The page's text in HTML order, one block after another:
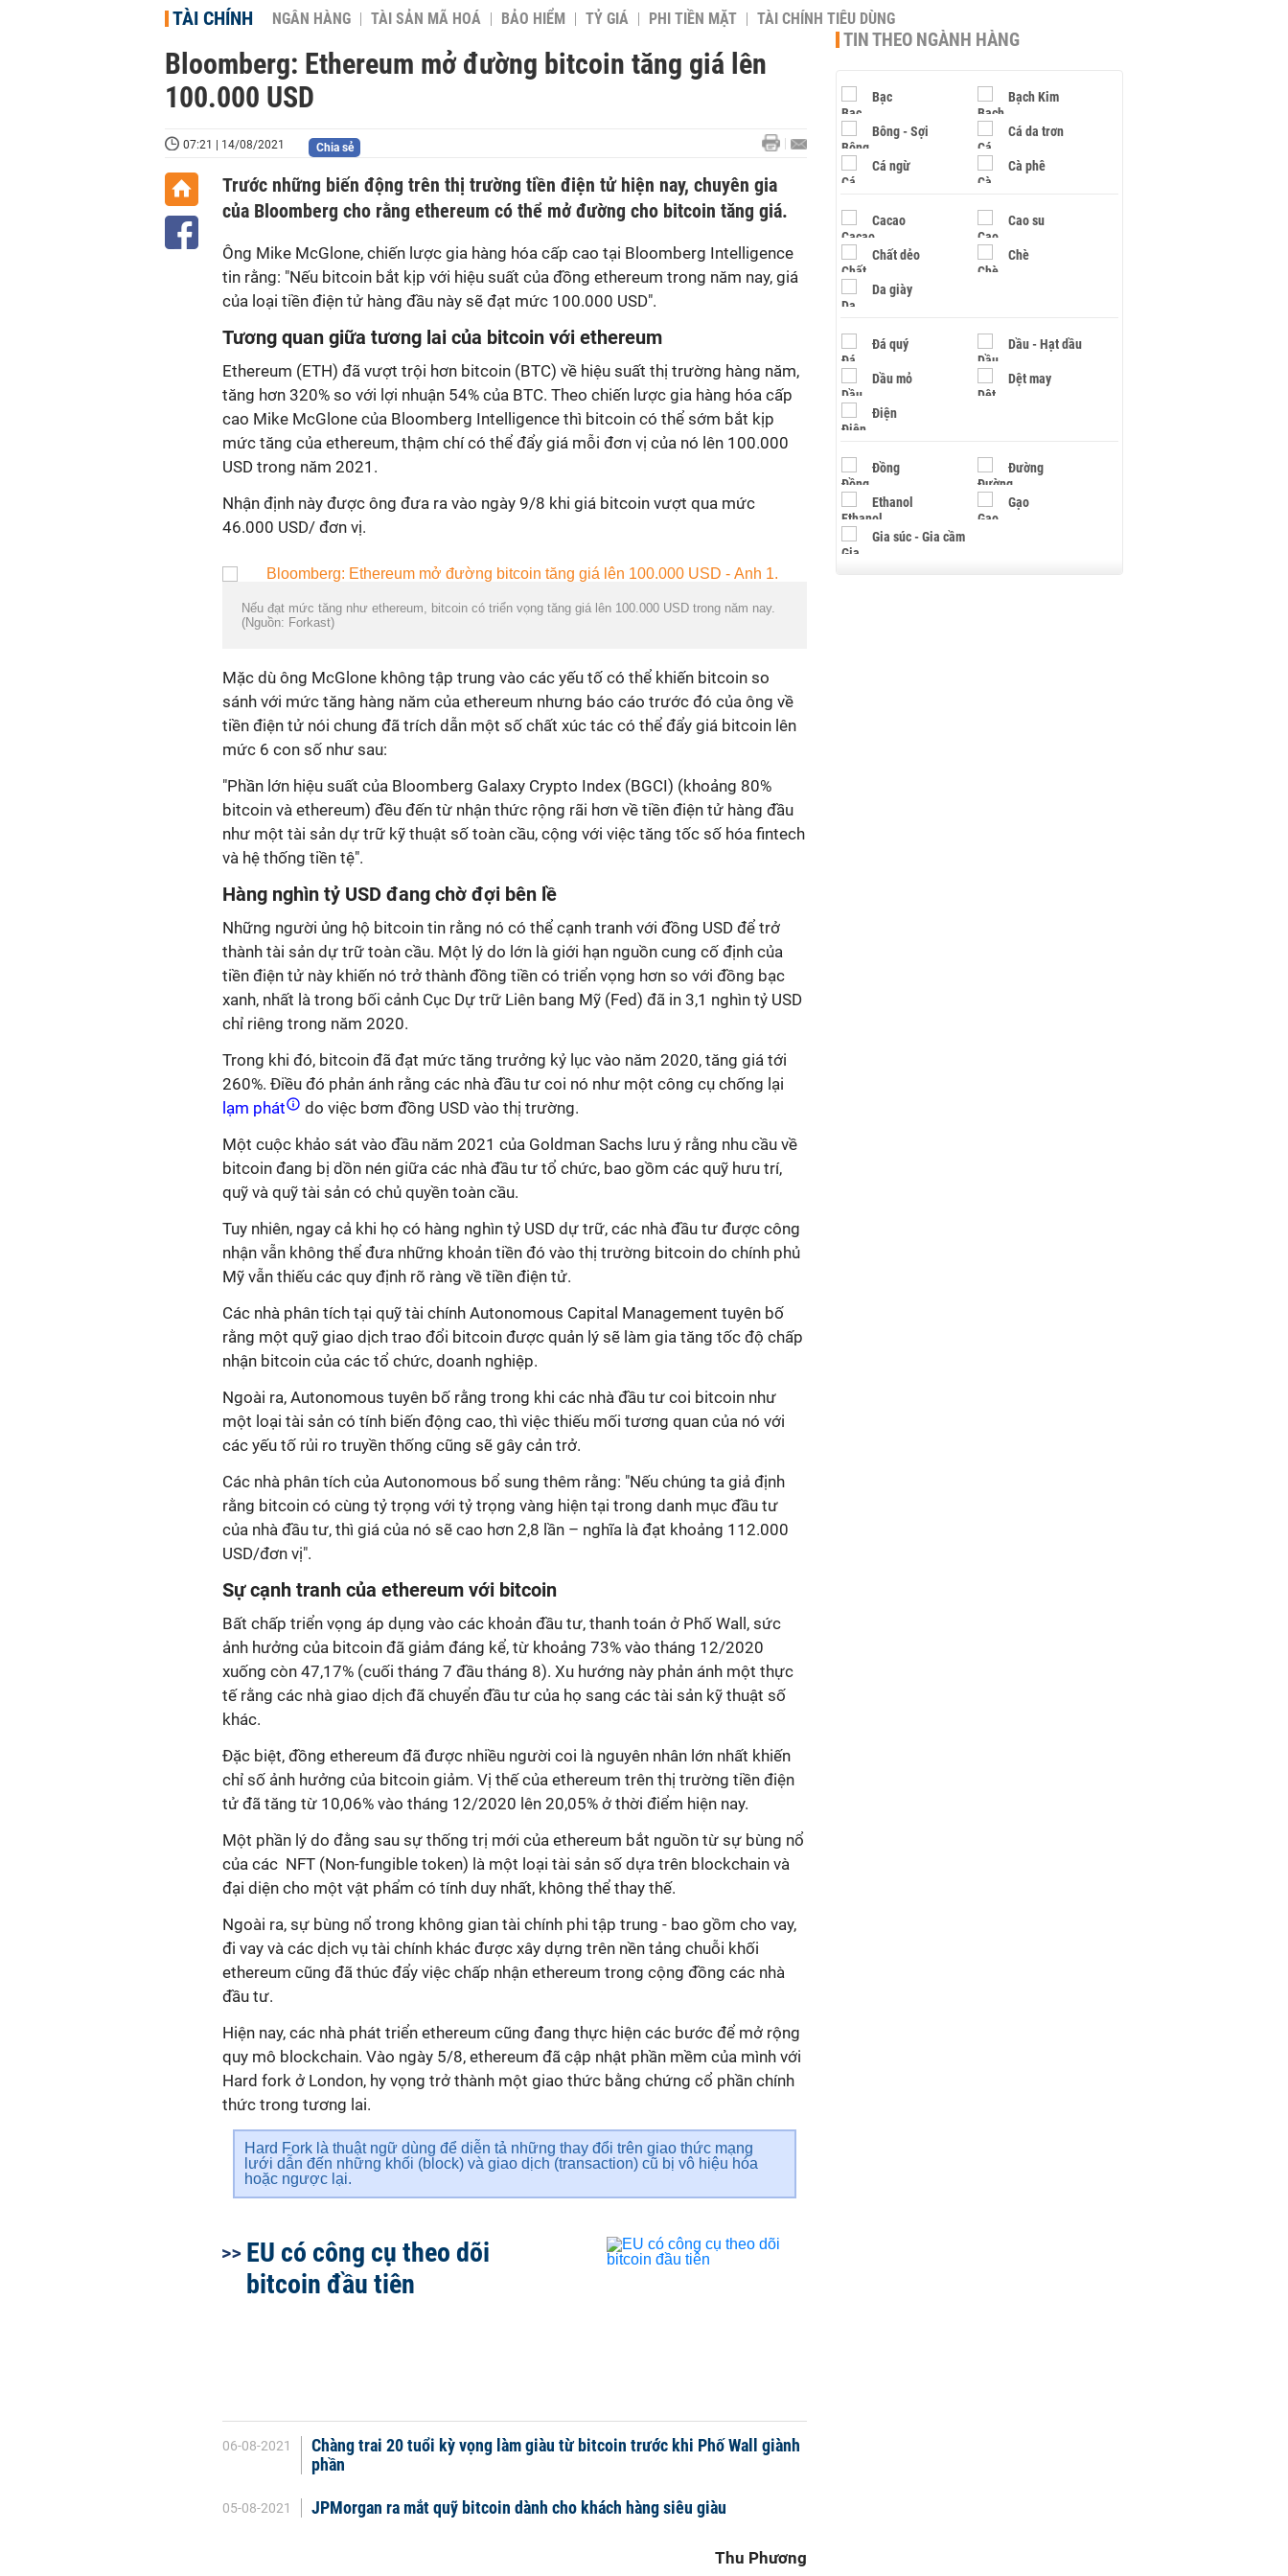
TÀI CHÍNH NGÂN HÀNG TÀI SẢN MÃ HOÁ BẢO HIỂM TỶ GIÁ PHI TIỀN MẶT TÀI CHÍNH TIÊU DÙNG
Bloomberg: Ethereum mở đường bitcoin tăng giá lên
100.000 USD
07:21 | 14/08/2021 Chia sẻ
Trước những biến động trên thị trường tiền điện tử hiện nay, chuyên gia
của Bloomberg cho rằng ethereum có thể mở đường cho bitcoin tăng giá.
Ông Mike McGlone, chiến lược gia hàng hóa cấp cao tại Bloomberg Intelligence
tin rằng: "Nếu bitcoin bắt kịp với hiệu suất của đồng ethereum trong năm nay, giá
của loại tiền điện tử hàng đầu này sẽ đạt mức 100.000 USD".
Tương quan giữa tương lai của bitcoin với ethereum
Ethereum (ETH) đã vượt trội hơn bitcoin (BTC) về hiệu suất thị trường hàng năm,
tăng hơn 320% so với lợi nhuận 54% của BTC. Theo chiến lược gia hàng hóa cấp
cao Mike McGlone của Bloomberg Intelligence thì bitcoin có thể sớm bắt kịp
mức tăng của ethereum, thậm chí có thể đẩy giá mỗi đơn vị của nó lên 100.000
USD trong năm 2021.
Nhận định này được ông đưa ra vào ngày 9/8 khi giá bitcoin vượt qua mức
46.000 USD/ đơn vị.
Nếu đạt mức tăng như ethereum, bitcoin có triển vọng tăng giá lên 100.000 USD trong năm nay.
(Nguồn: Forkast)
Mặc dù ông McGlone không tập trung vào các yếu tố có thể khiến bitcoin so
sánh với mức tăng hàng năm của ethereum nhưng báo cáo trước đó của ông về
tiền điện tử nói chung đã trích dẫn một số chất xúc tác có thể đẩy giá bitcoin lên
mức 6 con số như sau:
"Phần lớn hiệu suất của Bloomberg Galaxy Crypto Index (BGCI) (khoảng 80%
bitcoin và ethereum) đều đến từ nhận thức rộng rãi hơn về tiền điện tử hàng đầu
như một tài sản dự trữ kỹ thuật số toàn cầu, cộng với việc tăng tốc số hóa fintech
và hệ thống tiền tệ".
Hàng nghìn tỷ USD đang chờ đợi bên lề
Những người ủng hộ bitcoin tin rằng nó có thể cạnh tranh với đồng USD để trở
thành tài sản dự trữ toàn cầu. Một lý do lớn là giới hạn nguồn cung cố định của
tiền điện tử này khiến nó trở thành đồng tiền có triển vọng hơn so với đồng bạc
xanh, nhất là trong bối cảnh Cục Dự trữ Liên bang Mỹ (Fed) đã in 3,1 nghìn tỷ USD
chỉ riêng trong năm 2020.
Trong khi đó, bitcoin đã đạt mức tăng trưởng kỷ lục vào năm 2020, tăng giá tới
260%. Điều đó phản ánh rằng các nhà đầu tư coi nó như một công cụ chống lại
lạm phát
do việc bơm đồng USD vào thị trường.
Một cuộc khảo sát vào đầu năm 2021 của Goldman Sachs lưu ý rằng nhu cầu về
bitcoin đang bị dồn nén giữa các nhà đầu tư tổ chức, bao gồm các quỹ hưu trí,
quỹ và quỹ tài sản có chủ quyền toàn cầu.
Tuy nhiên, ngay cả khi họ có hàng nghìn tỷ USD dự trữ, các nhà đầu tư được công
nhận vẫn không thể đưa những khoản tiền đó vào thị trường bitcoin do chính phủ
Mỹ vẫn thiếu các quy định rõ ràng về tiền điện tử.
Các nhà phân tích tại quỹ tài chính Autonomous Capital Management tuyên bố
rằng một quỹ giao dịch trao đổi bitcoin được quản lý sẽ làm gia tăng tốc độ chấp
nhận bitcoin của các tổ chức, doanh nghiệp.
Ngoài ra, Autonomous tuyên bố rằng trong khi các nhà đầu tư coi bitcoin như
một loại tài sản có tính biến động cao, thì việc thiếu mối tương quan của nó với
các yếu tố rủi ro truyền thống cũng sẽ gây cản trở.
Các nhà phân tích của Autonomous bổ sung thêm rằng: "Nếu chúng ta giả định
rằng bitcoin có cùng tỷ trọng với tỷ trọng vàng hiện tại trong danh mục đầu tư
của nhà đầu tư, thì giá của nó sẽ cao hơn 2,8 lần – nghĩa là đạt khoảng 112.000
USD/đơn vị".
Sự cạnh tranh của ethereum với bitcoin
Bất chấp triển vọng áp dụng vào các khoản đầu tư, thanh toán ở Phố Wall, sức
ảnh hưởng của bitcoin đã giảm đáng kể, từ khoảng 73% vào tháng 12/2020
xuống còn 47,17% (cuối tháng 7 đầu tháng 8). Xu hướng này phản ánh một thực
tế rằng các nhà giao dịch đã chuyển đầu tư của họ sang các tài sản kỹ thuật số
khác.
Đặc biệt, đồng ethereum đã được nhiều người coi là nguyên nhân lớn nhất khiến
chỉ số ảnh hưởng của bitcoin giảm. Vị thế của ethereum trên thị trường tiền điện
tử đã tăng từ 10,06% vào tháng 12/2020 lên 20,05% ở thời điểm hiện nay.
Một phần lý do đằng sau sự thống trị mới của ethereum bắt nguồn từ sự bùng nổ
của các NFT (Non-fungible token) là một loại tài sản số dựa trên blockchain và
đại diện cho một vật phẩm có tính duy nhất, không thể thay thế.
Ngoài ra, sự bùng nổ trong không gian tài chính phi tập trung - bao gồm cho vay,
đi vay và các dịch vụ tài chính khác được xây dựng trên nền tảng chuỗi khối
ethereum cũng đã thúc đẩy việc chấp nhận ethereum trong cộng đồng các nhà
đầu tư.
Hiện nay, các nhà phát triển ethereum cũng đang thực hiện các bước để mở rộng
quy mô blockchain. Vào ngày 5/8, ethereum đã cập nhật phần mềm của mình với
Hard fork ở London, hy vọng trở thành một giao thức bằng chứng cổ phần chính
thức trong tương lai.
Hard Fork là thuật ngữ dùng để diễn tả những thay đổi trên giao thức mạng
lưới dẫn đến những khối (block) và giao dịch (transaction) cũ bị vô hiệu hóa
hoặc ngược lại.
EU có công cụ theo dõi
bitcoin đầu tiên
06-08-2021
Chàng trai 20 tuổi kỳ vọng làm giàu từ bitcoin trước khi Phố Wall giành
phần
05-08-2021 JPMorgan ra mắt quỹ bitcoin dành cho khách hàng siêu giàu
Thu Phương
TIN THEO NGÀNH HÀNG
Bạc Bạch Kim
Bông - Sợi Cá da trơn
Cá ngừ Cà phê
Cacao Cao su
Chất dẻo Chè
Da giày
Đá quý Dầu - Hạt dầu
Dầu mỏ Dệt may
Điện
Đồng Đường
Ethanol Gạo
Gia súc - Gia cầm